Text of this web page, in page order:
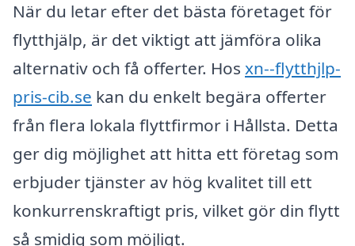
När du letar efter det bästa företaget för
flytthjälp, är det viktigt att jämföra olika
alternativ och få offerter. Hos xn--flytthjlp-
pris-cib.se kan du enkelt begära offerter
från flera lokala flyttfirmor i Hållsta. Detta
ger dig möjlighet att hitta ett företag som
erbjuder tjänster av hög kvalitet till ett
konkurrenskraftigt pris, vilket gör din flytt
så smidig som möjligt.